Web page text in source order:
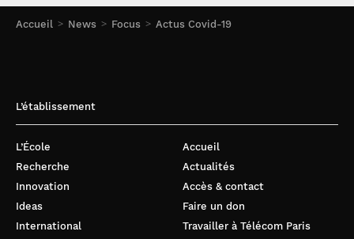
Accueil News Focus Actus Covid-19
L’établissement
L’École
Recherche
Innovation
Ideas
International
Accueil
Actualités
Accès & contact
Faire un don
Travailler à Télécom Paris